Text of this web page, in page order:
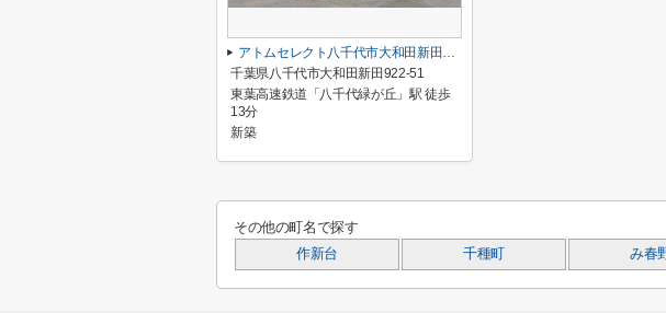
アトムセレクト八千代市大和田新田２期１号棟
千葉県八千代市大和田新田922-51
東葉高速鉄道「八千代緑が丘」駅 徒歩
13分
新築
その他の町名で探す
作新台 千種町 み春